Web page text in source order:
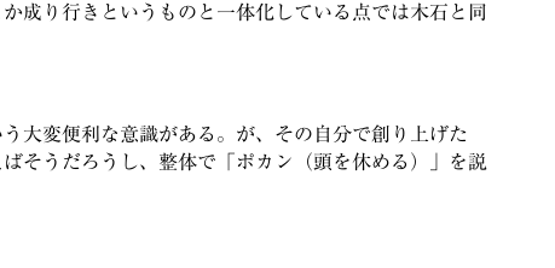
成り行きというものと一体化している点では木石と同
大変便利な意識がある。が、その自分で創り上げた
そうだろうし、整体で「ポカン（頭を休める）」を説